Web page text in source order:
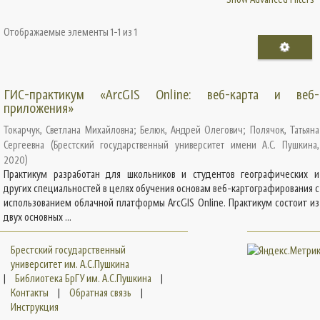
Отображаемые элементы 1-1 из 1
ГИС-практикум «ArcGIS Online: веб-карта и веб-
приложения»
Токарчук, Светлана Михайловна; Белюк, Андрей Олегович; Полячок, Татьяна
Сергеевна
(Брестский государственный университет имени А.С. Пушкина,
2020)
Практикум разработан для школьников и студентов географических и
других специальностей в целях обучения основам веб-картографирования с
использованием облачной платформы ArcGIS Online. Практикум состоит из
двух основных ...
Брестский государственный
университет им. А.С.Пушкина
|
Библиотека БрГУ им. А.С.Пушкина
|
Контакты
| Обратная связь
|
Инструкция